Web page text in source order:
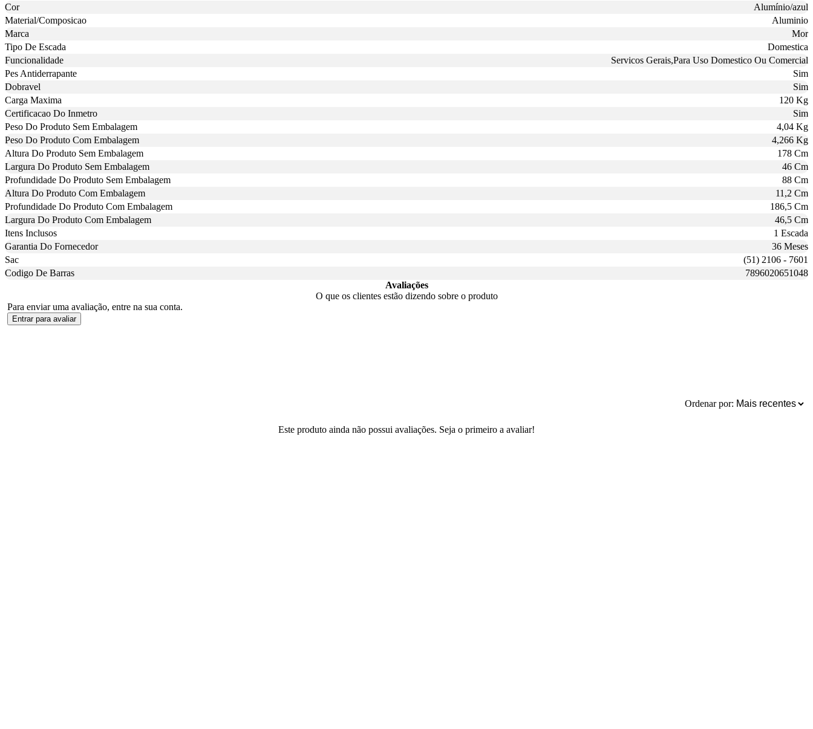
Cor
Alumínio/azul
Material/Composicao
Aluminio
Marca
Mor
Tipo De Escada
Domestica
Funcionalidade
Servicos Gerais,Para Uso Domestico Ou Comercial
Pes Antiderrapante
Sim
Dobravel
Sim
Carga Maxima
120 Kg
Certificacao Do Inmetro
Sim
Peso Do Produto Sem Embalagem
4,04 Kg
Peso Do Produto Com Embalagem
4,266 Kg
Altura Do Produto Sem Embalagem
178 Cm
Largura Do Produto Sem Embalagem
46 Cm
Profundidade Do Produto Sem Embalagem
88 Cm
Altura Do Produto Com Embalagem
11,2 Cm
Profundidade Do Produto Com Embalagem
186,5 Cm
Largura Do Produto Com Embalagem
46,5 Cm
Itens Inclusos
1 Escada
Garantia Do Fornecedor
36 Meses
Sac
(51) 2106 - 7601
Codigo De Barras
7896020651048
Avaliações
O que os clientes estão dizendo sobre o produto
Para enviar uma avaliação, entre na sua conta.
Entrar para avaliar
Ordenar por:
Este produto ainda não possui avaliações. Seja o primeiro a avaliar!